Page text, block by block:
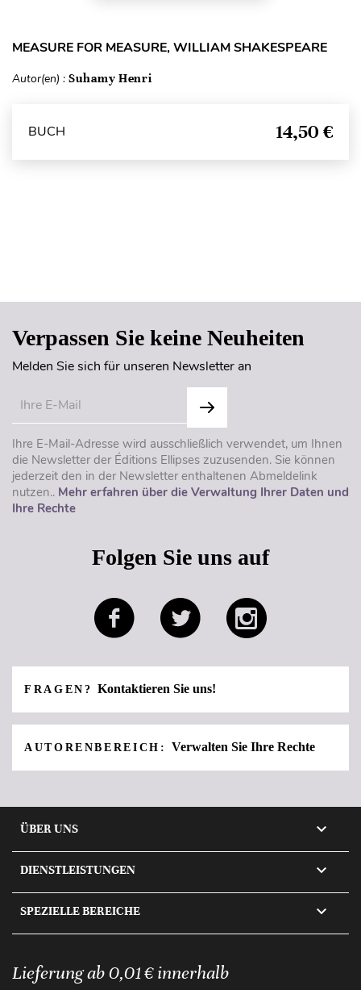
MEASURE FOR MEASURE, WILLIAM SHAKESPEARE
Autor(en) : Suhamy Henri
BUCH 14,50 €
Verpassen Sie keine Neuheiten
Melden Sie sich für unseren Newsletter an
Ihre E-Mail-Adresse wird ausschließlich verwendet, um Ihnen
die Newsletter der Éditions Ellipses zuzusenden. Sie können
jederzeit den in der Newsletter enthaltenen Abmeldelink
nutzen.. Mehr erfahren über die Verwaltung Ihrer Daten und
Ihre Rechte
Folgen Sie uns auf
FRAGEN?Kontaktieren Sie uns!
AUTORENBEREICH:Verwalten Sie Ihre Rechte
ÜBER UNS 
DIENSTLEISTUNGEN 
SPEZIELLE BEREICHE 
Lieferung ab 0,01 € innerhalb